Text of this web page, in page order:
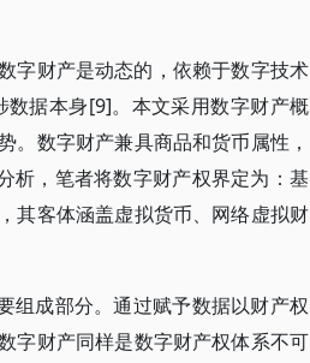
字财产是动态的，依赖于数字技术
据本身[9]。本文采用数字财产概
。数字财产兼具商品和货币属性，
析，笔者将数字财产权界定为：基
其客体涵盖虚拟货币、网络虚拟财
组成部分。通过赋予数据以财产权
字财产同样是数字财产权体系不可